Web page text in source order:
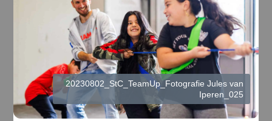
20230802_StC_TeamUp_Fotografie Jules van
Iperen_025